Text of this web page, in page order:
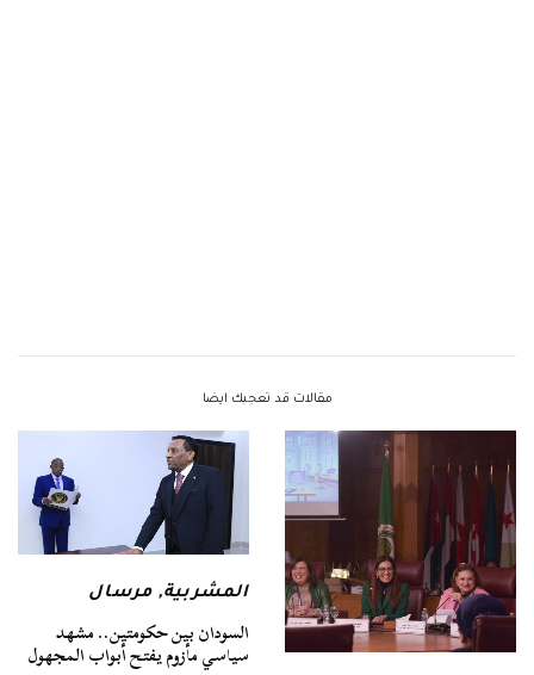
مقالات قد تعجبك ايضا
المشربية,مرسال
السودان بين حكومتين.. مشهد
سياسي مأزوم يفتح أبواب المجهول